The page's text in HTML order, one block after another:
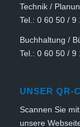
Technik /
Tel.: 0 60 50 / 9
Buchhaltung /
Tel.: 0 60 50 / 9
UNSER QR-
Scannen Sie
unsere